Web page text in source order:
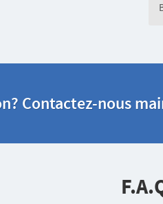
Contactez-nous